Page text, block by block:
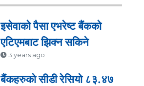
इसेवाको पैसा एभरेष्ट बैंकको
एटिएमबाट झिक्न सकिने
3 years ago
बैंकहरुको सीडी रेसियो ८३.४७